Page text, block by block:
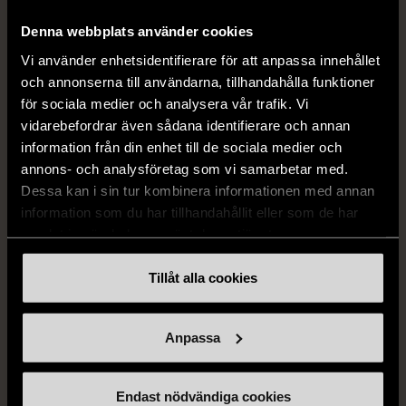
Denna webbplats använder cookies
Vi använder enhetsidentifierare för att anpassa innehållet
och annonserna till användarna, tillhandahålla funktioner
för sociala medier och analysera vår trafik. Vi
vidarebefordrar även sådana identifierare och annan
information från din enhet till de sociala medier och
annons- och analysföretag som vi samarbetar med.
Dessa kan i sin tur kombinera informationen med annan
information som du har tillhandahållit eller som de har
Tillåt alla cookies
Anpassa
Endast nödvändiga cookies
OKÄNT MÄRKE
Örhängen i sterlingsilver
med spikberlocker
Mycket gott skick
399 kr
OKÄNT MÄRKE
Armband med färgglada
kulor
Gott skick
69 kr
1/4